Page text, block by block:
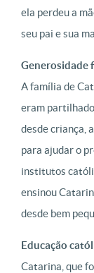
ela perdeu a
seu pai e sua
Generosidade
A família de
eram
desde criança,
para ajudar o
institutos
ensinou
desde bem
Educação
Catarina, que